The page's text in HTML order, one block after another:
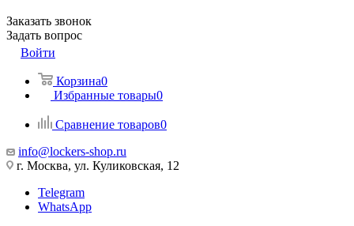
Заказать звонок
Задать вопрос
Войти
Корзина0
Избранные товары0
Сравнение товаров0
info@lockers-shop.ru
г. Москва, ул. Куликовская, 12
Telegram
WhatsApp